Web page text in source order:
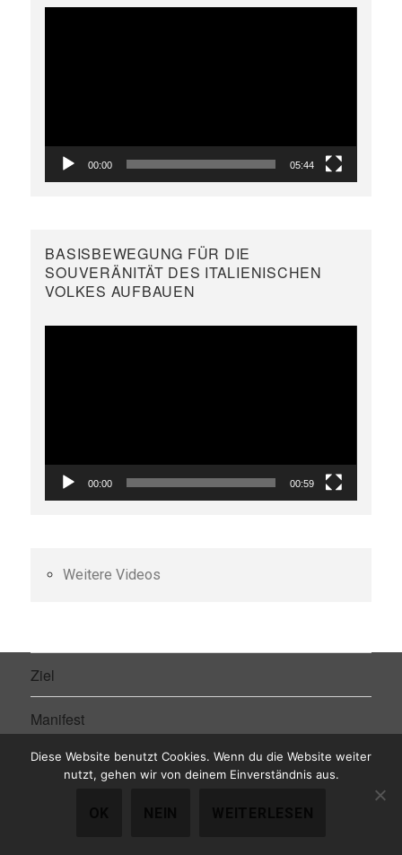
00:00 05:44
BASISBEWEGUNG FÜR DIE
SOUVERÄNITÄT DES ITALIENISCHEN
VOLKES AUFBAUEN
00:00 00:59
Weitere Videos
Ziel
Manifest
Wer wir sind
öffnen
Diese Website benutzt Cookies. Wenn du die Website weiter
nutzt, gehen wir von deinem Einverständnis aus.